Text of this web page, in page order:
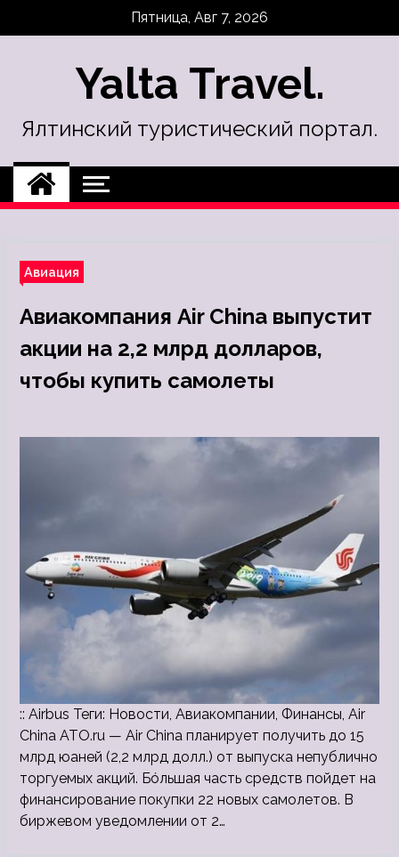
Пятница, Авг 7, 2026
Yalta Travel.
Ялтинский туристический портал.
Авиация
Авиакомпания Air China выпустит
акции на 2,2 млрд долларов,
чтобы купить самолеты
:: Airbus Теги: Новости, Авиакомпании, Финансы, Air
China ATO.ru — Air China планирует получить до 15
млрд юаней (2,2 млрд долл.) от выпуска непублично
торгуемых акций. Бóльшая часть средств пойдет на
финансирование покупки 22 новых самолетов. В
биржевом уведомлении от 2…